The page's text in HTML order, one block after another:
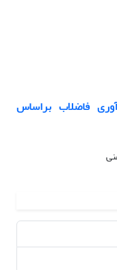
فاضلاب براساس